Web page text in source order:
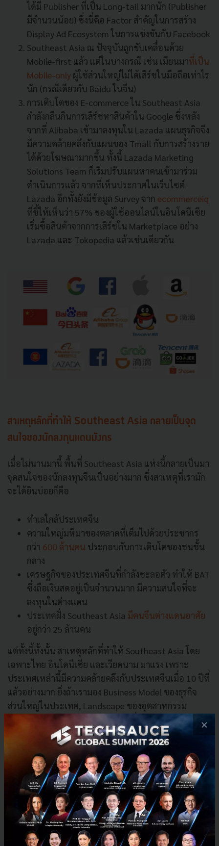
ได้มี Publisher ที่เป็น Long-tail มากนัก (Publisher
มีจำนวนน้อย) ซึ่งนี่คือ Factor สำคัญในการสร้าง
Display Ad Ecosystem ในการแข่งขันกับ Facebook
Southeast Asia ณ ปัจจุบันถูกขับเคลื่อนด้วย
Mobile-first แล้ว แต่ในบางกรณี เช่น เมียนมาที่เป็น
Mobile-only ผู้ใช้ส่วนใหญ่ไม่ได้เสิร์ชในมือถือเท่าไร
นัก (กรณีเดียวกับ Baidu ในจีน)
การเติบโตของ E-commerce ใน Southeast Asia
กำลังกลืนกินการเสิร์ชหาสินค้าใน Google ซึ่งหลัง
จากที่ Alibaba เข้ามาลงทุนใน Lazada แผนธุรกิจจึง
มีความคล้ายคลึงกับแผนของ Tmall กับการสร้างราย
ได้ด้วยโฆษณามากขึ้น ทั้งนี้ Lazada Marketing
Solutions Team ก็เริ่มปรับแผนหาคนเข้ามาร่วม
ดำเนินการแล้ว จากที่เห็นประกาศในเว็บไซต์
Lazada อีกทั้งยังมีข้อมูล Survey จาก ecommerceiq
ที่ชี้ให้เห็นว่า 57% ของผู้ใช้ออนไลน์ในอินโดนีเซีย
เริ่มซื้อสินค้าจากการเสิร์ชใน Marketplace อย่าง
Lazada และ Tokopedia แล้วเช่นเดียวกัน
สาเหตุหลักที่ทำให้ Southeast Asia กลายเป็นจุด
สนใจของนักลงทุนแดนมังกร
เมื่อไม่นานมานี้ พื้นที่ Southeast Asia แห่งนี้กลายเป็นมา
จุดสนใจของนักลงทุนจีนเป็นอย่างมาก ซึ่งสาเหตุที่เรามัก
จะได้ยินบ่อยก็คือ
ทำเลใกล้ประเทศจีน
ความใหญ่มหึมาของตลาดที่เต็มไปด้วยประชากร
กว่า 600 ล้านคน ประกอบกับการเติบโตของชนชั้น
กลาง
เศรษฐกิจของประเทศจีนที่กำลังชะลอตัว ทำให้ BAT
ซึ่งถือเงินสดอยู่เป็นจำนวนมาก มีความสนใจที่จะ
ลงทุนในต่างแดน
ประเทศฝั่ง Southeast Asia มีคนจีนต่างแดนอาศัย
อยู่กว่า 25 ล้านคน
แต่ทั้งนี้ทั้งนั้น สาเหตุหลักที่ทำให้ Southeast Asia โดย
เฉพาะไทย อินโดนีเซีย และเวียดนาม มาแรง เพราะ
ประเทศเหล่านี้มีความคล้ายคลึงกับประเทศจีนเมื่อ 10 ปีที่
แล้วอย่างมาก ยิ่งถ้าเรามอง Business Model ของธุรกิจ
ส่วนใหญ่ในประเทศ, Landscape ของอุตสาหกรรม
โฆษณาดิจิทัล และพฤติกรรมการเปลี่ยนแปลงมาใช้มือถือ
ก็จะยิ่งเห็นได้ชัด
×